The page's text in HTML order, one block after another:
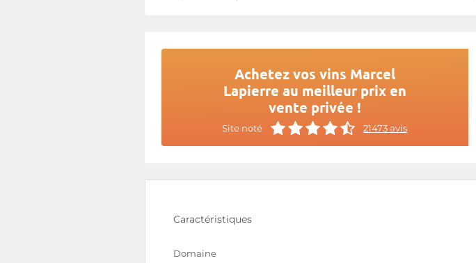
Achetez vos vins Marcel
Lapierre au meilleur prix en
vente privée !
Site noté 21473 avis
Caractéristiques
Domaine